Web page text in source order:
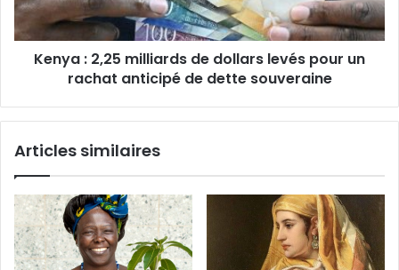
pour
un
rachatKenya : 2,25 milliards de dollars levés pour un
rachat anticipé de dette souveraine
Articles similaires